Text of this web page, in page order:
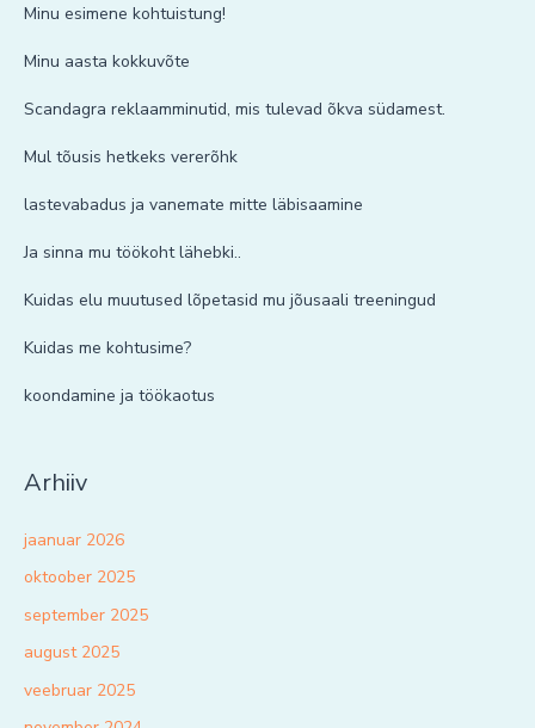
Minu esimene kohtuistung!
Minu aasta kokkuvõte
Scandagra reklaamminutid, mis tulevad õkva südamest.
Mul tõusis hetkeks vererõhk
lastevabadus ja vanemate mitte läbisaamine
Ja sinna mu töökoht lähebki..
Kuidas elu muutused lõpetasid mu jõusaali treeningud
Kuidas me kohtusime?
koondamine ja töökaotus
Arhiiv
jaanuar 2026
oktoober 2025
september 2025
august 2025
veebruar 2025